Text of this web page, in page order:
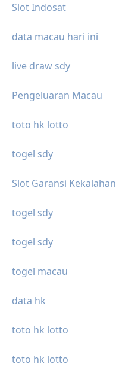
Slot Indosat
data macau hari ini
live draw sdy
Pengeluaran Macau
toto hk lotto
togel sdy
Slot Garansi Kekalahan
togel sdy
togel sdy
togel macau
data hk
toto hk lotto
toto hk lotto